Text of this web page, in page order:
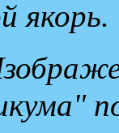
якорь.